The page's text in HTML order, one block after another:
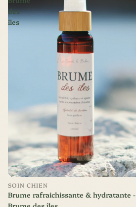
des
îles
Nouveauté
SOIN CHIEN
Brume rafraichissante & hydratante -